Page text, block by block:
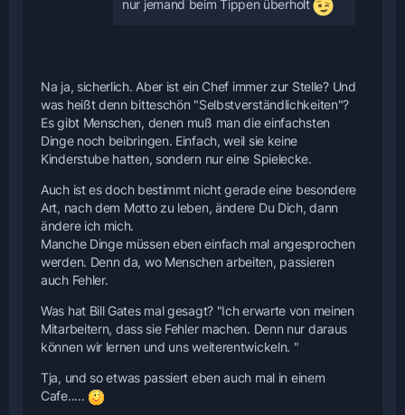
nur jemand beim Tippen überholt
Na ja, sicherlich. Aber ist ein Chef immer zur Stelle? Und
was heißt denn bitteschön "Selbstverständlichkeiten"?
Es gibt Menschen, denen muß man die einfachsten
Dinge noch beibringen. Einfach, weil sie keine
Kinderstube hatten, sondern nur eine Spielecke.
Auch ist es doch bestimmt nicht gerade eine besondere
Art, nach dem Motto zu leben, ändere Du Dich, dann
ändere ich mich.
Manche Dinge müssen eben einfach mal angesprochen
werden. Denn da, wo Menschen arbeiten, passieren
auch Fehler.
Was hat Bill Gates mal gesagt? "Ich erwarte von meinen
Mitarbeitern, dass sie Fehler machen. Denn nur daraus
können wir lernen und uns weiterentwickeln. "
Tja, und so etwas passiert eben auch mal in einem
Cafe.....